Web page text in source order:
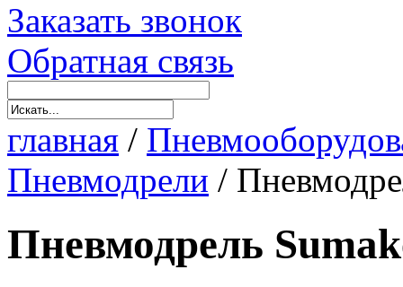
Заказать звонок
Обратная связь
главная /
Пневмодрели /
Пневмодрель